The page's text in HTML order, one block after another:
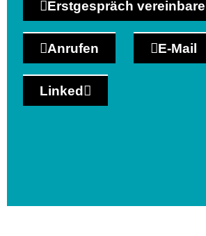
Erstgespräch
Anrufen E-Mail
Linked